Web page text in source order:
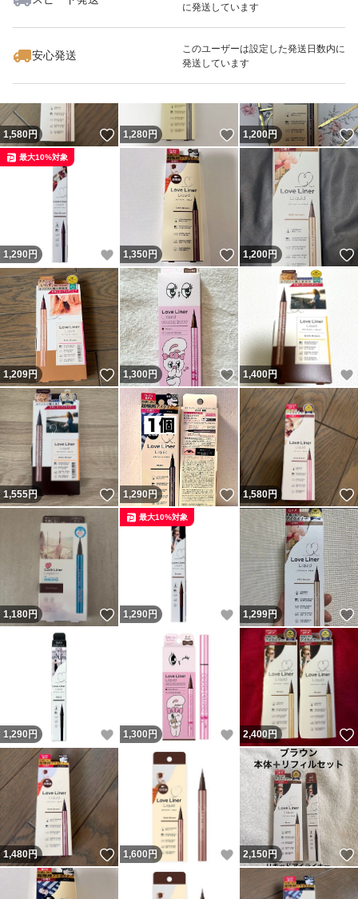
に発送しています
安心発送
このユーザーは設定した発送日数内に
発送しています
いいね！
1,290
1,580円 いいね！
1,280円 いいね！
1,200円
1,290 円 いいね！
最大10%対象
1,350円 いいね！
1,200円
1,209円 いいね！
1,300円 いいね！
1,400円
1,555円 いいね！
1,290円 いいね！
1,580円
1,180円 いいね！
1,290 円 いいね！
最大10%対象
1,299円
1,290 円 いいね！
1,300 円 いいね！
2,400円
1,480円 いいね！
1,600 円 いいね！
2,150円